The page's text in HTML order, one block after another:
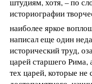
штудиям, хотя, – по
историографии
наиболее яркое
написал еще один
исторический труд,
царей старшего
тех царей, которые